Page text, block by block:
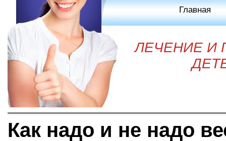
Главная
ЛЕЧЕНИЕ И
Как надо и не надо